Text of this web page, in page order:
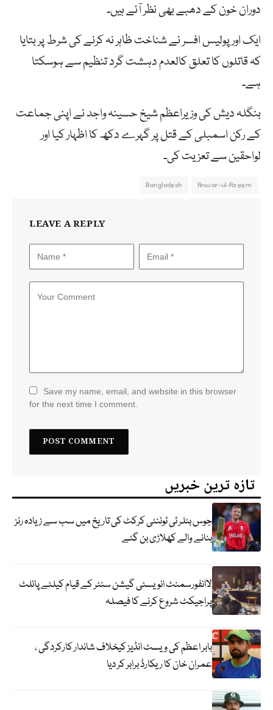
دوران خون کے دھبے بھی نظر آئے ہیں۔
ایک اور پولیس افسر نے شناخت ظاہر نہ کرنے کی شرط پر بتایا
کہ قاتلوں کا تعلق کالعدم دہشت گرد تنظیم سے ہوسکتا
ہے۔
بنگلہ دیش کی وزیراعظم شیخ حسینہ واجد نے اپنی جماعت
کے رکن اسمبلی کے قتل پر گہرے دکھ کا اظہار کیا اور
لواحقین سے تعزیت کی۔
Anwar-ul-Azeem
Bangladesh
LEAVE A REPLY
Save my name, email, and website in this browser
for the next time I comment.
تازہ ترین خبریں
جوس بٹلر ٹی ٹوئنٹی کرکٹ کی تاریخ میں سب سے زیادہ رنز
بنانے والے کھلاڑی بن گئے
لاانفورسمنٹ انویسٹی گیشن سنٹر کے قیام کیلئے پائلٹ
پراجیکٹ شروع کرنے کا فیصلہ
بابر اعظم کی ویسٹ انڈیز کیخلاف شاندار کارکردگی ،
عمران خان کا ریکارڈ برابر کر دیا